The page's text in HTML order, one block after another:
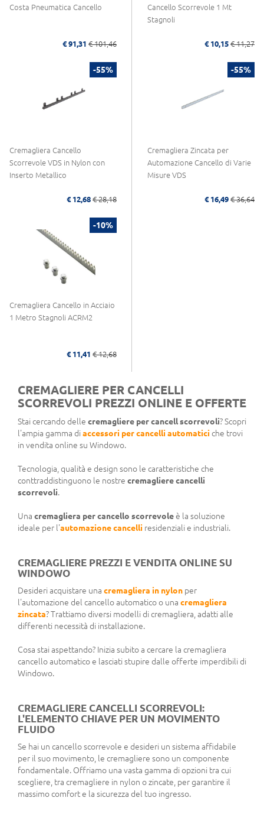
Costa Pneumatica Cancello
€ 91,31 € 101,46
Cancello Scorrevole 1 Mt
Stagnoli
€ 10,15 € 11,27
-55%
Cremagliera Cancello
Scorrevole VDS in Nylon con
Inserto Metallico
€ 12,68 € 28,18
-55%
Cremagliera Zincata per
Automazione Cancello di Varie
Misure VDS
€ 16,49 € 36,64
-10%
Cremagliera Cancello in Acciaio
1 Metro Stagnoli ACRM2
€ 11,41 € 12,68
CREMAGLIERE PER CANCELLI
SCORREVOLI PREZZI ONLINE E OFFERTE
Stai cercando delle cremagliere per cancell scorrevoli? Scopri
l'ampia gamma diaccessori per cancelli automaticiche trovi
in vendita online su Windowo.
Tecnologia, qualità e design sono le caratteristiche che
conttraddistinguono le nostre cremagliere cancelli
scorrevoli.
Una cremagliera per cancello scorrevoleè la soluzione
ideale per l'automazione cancelli residenziali e industriali.
CREMAGLIERE PREZZI E VENDITA ONLINE SU
WINDOWO
Desideri acquistare una cremagliera in nylon per
l'automazione del cancello automatico o una cremagliera
zincata? Trattiamo diversi modelli di cremagliera, adatti alle
differenti necessità di installazione.
Cosa stai aspettando? Inizia subito a cercare la cremagliera
cancello automatico e lasciati stupire dalle offerte imperdibili di
Windowo.
CREMAGLIERE CANCELLI SCORREVOLI:
L'ELEMENTO CHIAVE PER UN MOVIMENTO
FLUIDO
Se hai un cancello scorrevole e desideri un sistema affidabile
per il suo movimento, le cremagliere sono un componente
fondamentale. Offriamo una vasta gamma di opzioni tra cui
scegliere, tra cremagliere in nylon o zincate, per garantire il
massimo comfort e la sicurezza del tuo ingresso.